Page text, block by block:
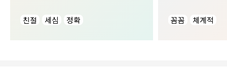
친절 세심 정확
있어서 좋았습
꼼꼼 체계적